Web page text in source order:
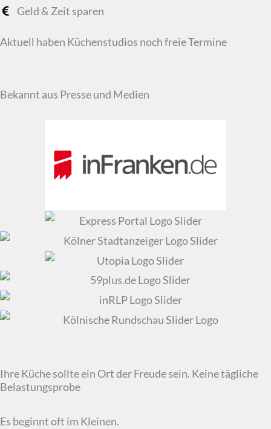
Geld & Zeit sparen
Aktuell haben Küchenstudios noch freie Termine
Bekannt aus Presse und Medien
Ihre Küche sollte ein Ort der Freude sein. Keine tägliche
Belastungsprobe
Es beginnt oft im Kleinen.